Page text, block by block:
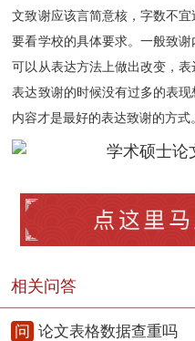
文致谢应该言简意核，字数不
要看学校的具体要求。一般致
可以从表达方法上做出改变，
表达致谢的时候没有过多的表
内容才是最好的表达致谢的方式
相关问答
问 论文表格数据查重吗